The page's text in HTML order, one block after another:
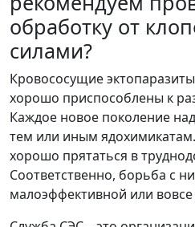
обработку от
силами?
Кровососущие
хорошо приспособлены к
Каждое новое поколение
тем или иным
хорошо прятаться в
Соответственно, борьба с
малоэффективной или